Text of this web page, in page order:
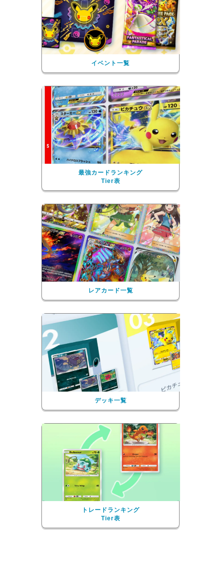
イベント一覧
最強カードランキング
Tier表
レアカード一覧
デッキ一覧
トレードランキング
Tier表